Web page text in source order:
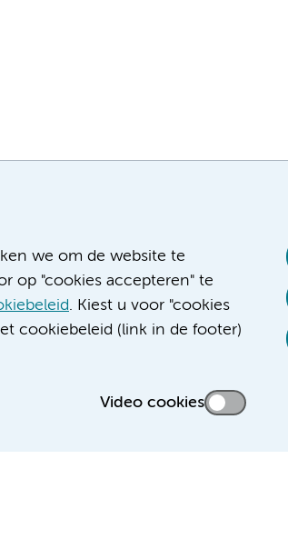
we om de website te
op "cookies accepteren" te
. Kiest u voor "cookies
cookiebeleid (link in de footer)
Video cookies